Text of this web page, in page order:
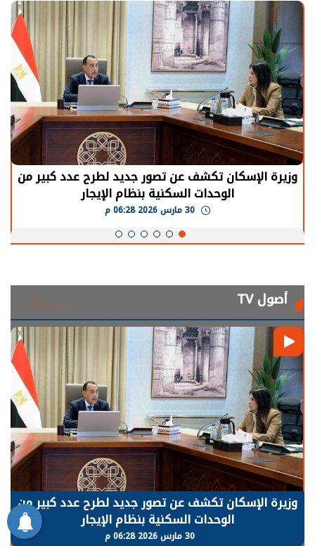
الرئيس السيسي: توقف الأنشطة في قطاع الطاقة
يحتاج إلى سنوات لعودة معدلات الإنتاج الطبيعية
أصول TV
الرئيس السيسي: توقف الأنشطة في قطاع الطاقة
يحتاج إلى سنوات لعودة معدلات الإنتاج الطبيعية